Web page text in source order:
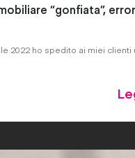
“gonfiata”,
2022 ho spedito ai miei clienti